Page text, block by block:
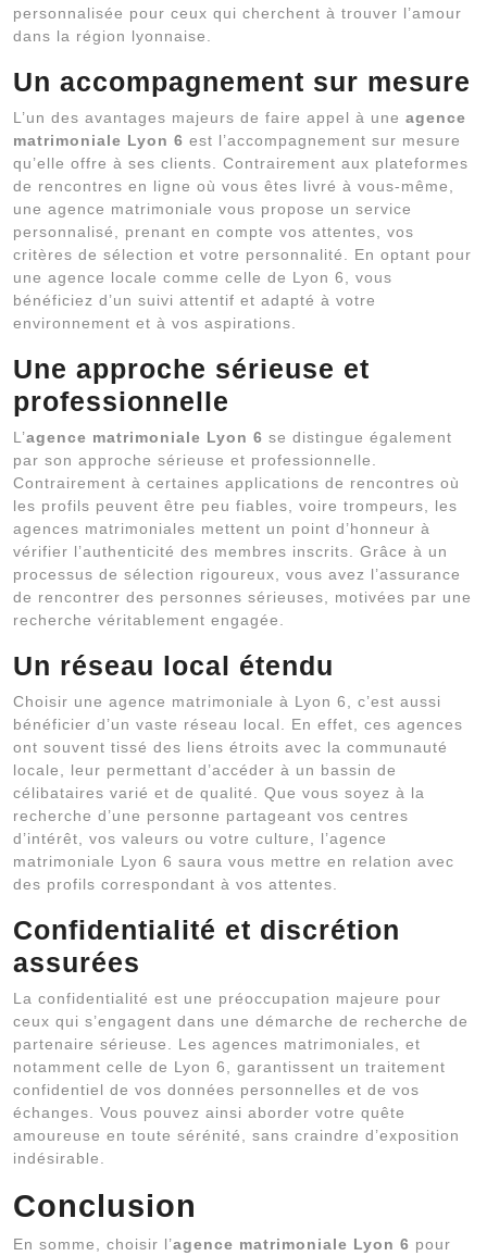
personnalisée pour ceux qui cherchent à trouver l’amour
dans la région lyonnaise.
Un accompagnement sur mesure
L’un des avantages majeurs de faire appel à une agence
matrimoniale Lyon 6 est l’accompagnement sur mesure
qu’elle offre à ses clients. Contrairement aux plateformes
de rencontres en ligne où vous êtes livré à vous-même,
une agence matrimoniale vous propose un service
personnalisé, prenant en compte vos attentes, vos
critères de sélection et votre personnalité. En optant pour
une agence locale comme celle de Lyon 6, vous
bénéficiez d’un suivi attentif et adapté à votre
environnement et à vos aspirations.
Une approche sérieuse et
professionnelle
L’agence matrimoniale Lyon 6 se distingue également
par son approche sérieuse et professionnelle.
Contrairement à certaines applications de rencontres où
les profils peuvent être peu fiables, voire trompeurs, les
agences matrimoniales mettent un point d’honneur à
vérifier l’authenticité des membres inscrits. Grâce à un
processus de sélection rigoureux, vous avez l’assurance
de rencontrer des personnes sérieuses, motivées par une
recherche véritablement engagée.
Un réseau local étendu
Choisir une agence matrimoniale à Lyon 6, c’est aussi
bénéficier d’un vaste réseau local. En effet, ces agences
ont souvent tissé des liens étroits avec la communauté
locale, leur permettant d’accéder à un bassin de
célibataires varié et de qualité. Que vous soyez à la
recherche d’une personne partageant vos centres
d’intérêt, vos valeurs ou votre culture, l’agence
matrimoniale Lyon 6 saura vous mettre en relation avec
des profils correspondant à vos attentes.
Confidentialité et discrétion
assurées
La confidentialité est une préoccupation majeure pour
ceux qui s’engagent dans une démarche de recherche de
partenaire sérieuse. Les agences matrimoniales, et
notamment celle de Lyon 6, garantissent un traitement
confidentiel de vos données personnelles et de vos
échanges. Vous pouvez ainsi aborder votre quête
amoureuse en toute sérénité, sans craindre d’exposition
indésirable.
Conclusion
En somme, choisir l’agence matrimoniale Lyon 6 pour